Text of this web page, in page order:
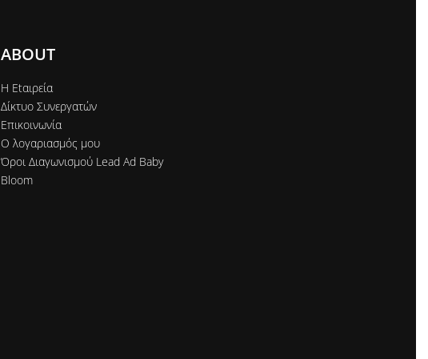
ABOUT
Η Εtαιρεία
Δίκτυο Συνεργατών
Επικοινωνία
Ο λογαριασμός μου
Όροι Διαγωνισμού Lead Ad Baby
Bloom